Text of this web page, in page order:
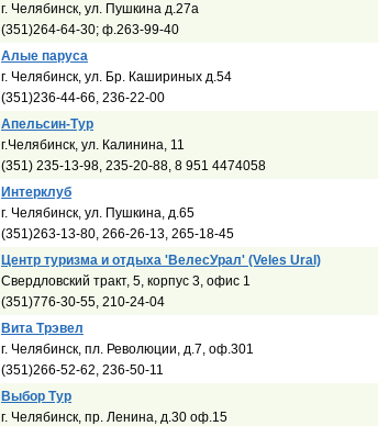
г. Челябинск, ул. Пушкина д.27а
(351)264-64-30; ф.263-99-40
Алые паруса
г. Челябинск, ул. Бр. Кашириных д.54
(351)236-44-66, 236-22-00
Апельсин-Тур
г.Челябинск, ул. Калинина, 11
(351) 235-13-98, 235-20-88, 8 951 4474058
Интерклуб
г. Челябинск, ул. Пушкина, д.65
(351)263-13-80, 266-26-13, 265-18-45
Центр туризма и отдыха 'ВелесУрал' (Veles Ural)
Свердловский тракт, 5, корпус 3, офис 1
(351)776-30-55, 210-24-04
Вита Трэвел
г. Челябинск, пл. Революции, д.7, оф.301
(351)266-52-62, 236-50-11
Выбор Тур
г. Челябинск, пр. Ленина, д.30 оф.15